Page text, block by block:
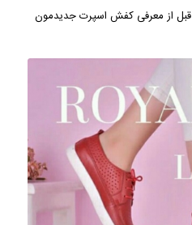
قبل از معرفی کفش اسپرت جدیدمون